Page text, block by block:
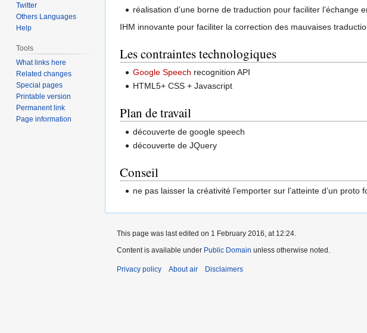
réalisation d’une borne de traduction pour faciliter l’échange
IHM innovante pour faciliter la correction des mauvaises
Les contraintes technologiques
Google Speech recognition API
HTML5+ CSS + Javascript
Plan de travail
découverte de google speech
découverte de JQuery
Conseil
ne pas laisser la créativité l’emporter sur l’atteinte d’un proto
Twitter
Others Languages
Help
Tools
What links here
Related changes
Special pages
Printable version
Permanent link
Page information
This page was last edited on 1 February 2016, at 12:24.
Content is available under Public Domain unless otherwise noted.
Privacy policy About air Disclaimers